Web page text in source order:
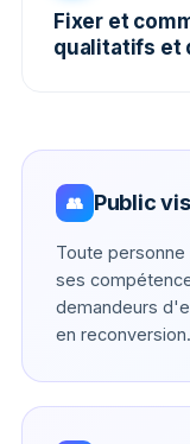
Fixer et
qualitatifs et
👥 Public
Toute
ses
demandeurs
en reconversion.